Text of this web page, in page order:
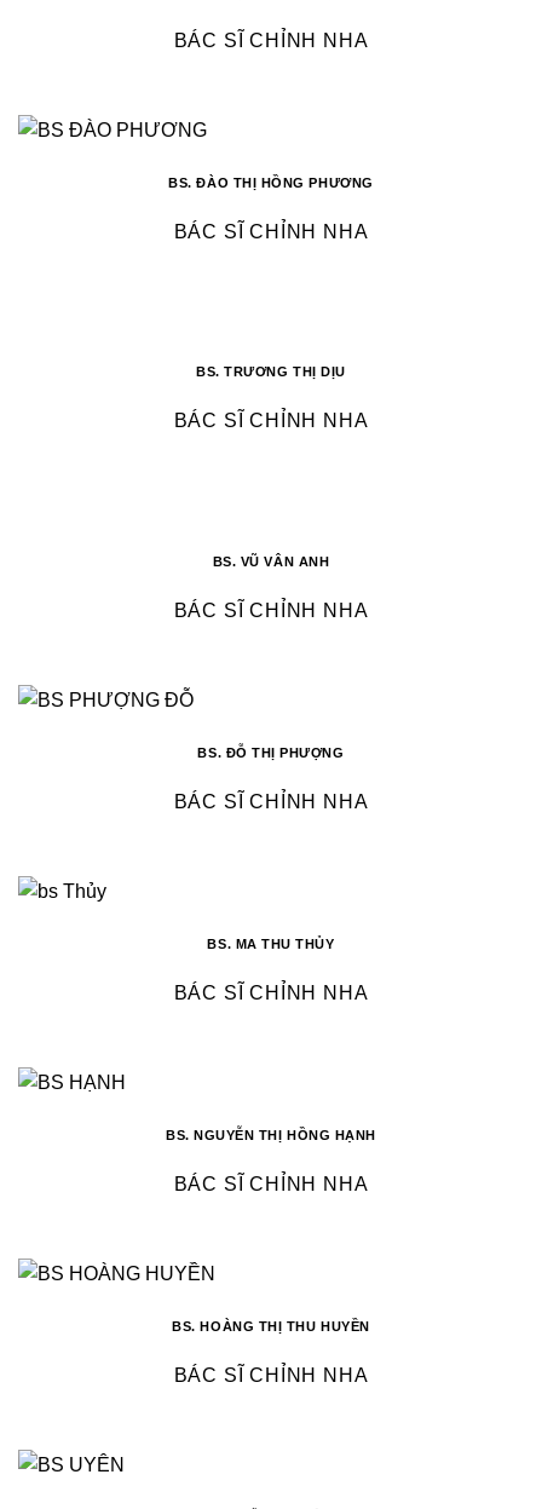
BÁC SĨ CHỈNH NHA
BS. ĐÀO THỊ HỒNG PHƯƠNG
BÁC SĨ CHỈNH NHA
BS. TRƯƠNG THỊ DỊU
BÁC SĨ CHỈNH NHA
BS. VŨ VÂN ANH
BÁC SĨ CHỈNH NHA
BS. ĐỖ THỊ PHƯỢNG
BÁC SĨ CHỈNH NHA
BS. MA THU THỦY
BÁC SĨ CHỈNH NHA
BS. NGUYỄN THỊ HỒNG HẠNH
BÁC SĨ CHỈNH NHA
BS. HOÀNG THỊ THU HUYỀN
BÁC SĨ CHỈNH NHA